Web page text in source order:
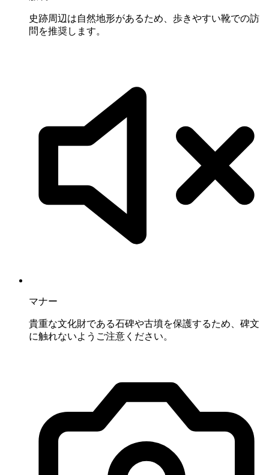
史跡周辺は自然地形があるため、歩きやすい靴での訪
問を推奨します。
マナー
貴重な文化財である石碑や古墳を保護するため、碑文
に触れないようご注意ください。